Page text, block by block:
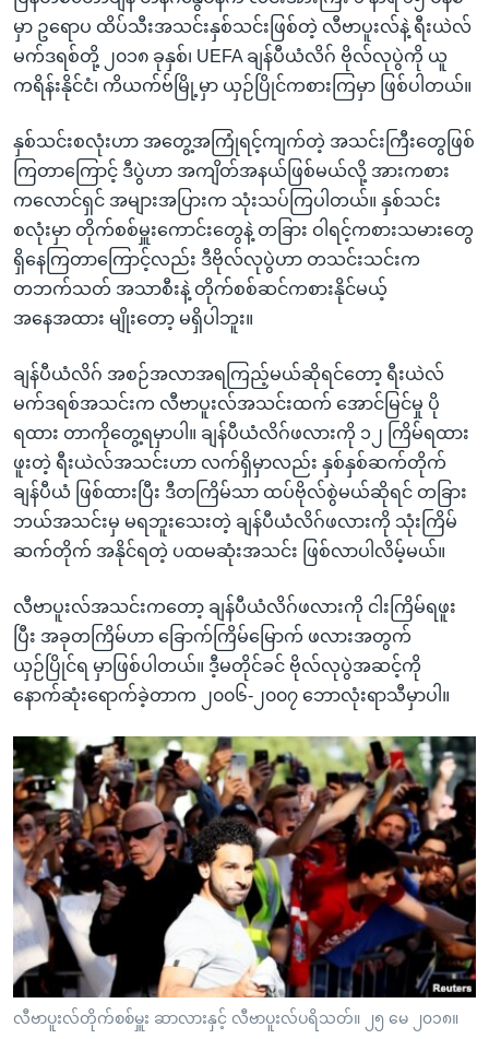
နေရာ
သို့
ကျော်
မှာ ဥရောပ ထိပ်သီးအသင်းနှစ်သင်းဖြစ်တဲ့ လီဗာပူးလ်နဲ့ ရီးယဲလ်
မက်ဒရစ်တို့ ၂၀၁၈ ခုနှစ်၊ UEFA ချန်ပီယံလိဂ် ဗိုလ်လုပွဲကို ယူ
ကရိန်းနိုင်ငံ၊ ကိယက်ဗ်မြို့မှာ ယှဉ်ပြိုင်ကစားကြမှာ ဖြစ်ပါတယ်။
နှစ်သင်းစလုံးဟာ အတွေ့အကြုံရင့်ကျက်တဲ့ အသင်းကြီးတွေဖြစ်
ကြတာကြောင့် ဒီပွဲဟာ အကျိတ်အနယ်ဖြစ်မယ်လို့ အားကစား
ကလောင်ရှင် အများအပြားက သုံးသပ်ကြပါတယ်။ နှစ်သင်း
စလုံးမှာ တိုက်စစ်မှူးကောင်းတွေနဲ့ တခြား ဝါရင့်ကစားသမားတွေ
ရှိနေကြတာကြောင့်လည်း ဒီဗိုလ်လုပွဲဟာ တသင်းသင်းက
တဘက်သတ် အသာစီးနဲ့ တိုက်စစ်ဆင်ကစားနိုင်မယ့်
အနေအထား မျိုးတော့ မရှိပါဘူး။
ချန်ပီယံလိဂ် အစဉ်အလာအရကြည့်မယ်ဆိုရင်တော့ ရီးယဲလ်
မက်ဒရစ်အသင်းက လီဗာပူးလ်အသင်းထက် အောင်မြင်မှု ပို
ရထား တာကိုတွေ့ရမှာပါ။ ချန်ပီယံလိဂ်ဖလားကို ၁၂ ကြိမ်ရထား
ဖူးတဲ့ ရီးယဲလ်အသင်းဟာ လက်ရှိမှာလည်း နှစ်နှစ်ဆက်တိုက်
ချန်ပီယံ ဖြစ်ထားပြီး ဒီတကြိမ်သာ ထပ်ဗိုလ်စွဲမယ်ဆိုရင် တခြား
ဘယ်အသင်းမှ မရဘူးသေးတဲ့ ချန်ပီယံလိဂ်ဖလားကို သုံးကြိမ်
ဆက်တိုက် အနိုင်ရတဲ့ ပထမဆုံးအသင်း ဖြစ်လာပါလိမ့်မယ်။
လီဗာပူးလ်အသင်းကတော့ ချန်ပီယံလိဂ်ဖလားကို ငါးကြိမ်ရဖူး
ပြီး အခုတကြိမ်ဟာ ခြောက်ကြိမ်မြောက် ဖလားအတွက်
ယှဉ်ပြိုင်ရ မှာဖြစ်ပါတယ်။ ဒီ့မတိုင်ခင် ဗိုလ်လုပွဲအဆင့်ကို
နောက်ဆုံးရောက်ခဲ့တာက ၂၀၀၆-၂၀၀၇ ဘောလုံးရာသီမှာပါ။
လီဗာပူးလ်တိုက်စစ်မှူး ဆာလားနှင့် လီဗာပူးလ်ပရိသတ်။ ၂၅ မေ ၂၀၁၈။